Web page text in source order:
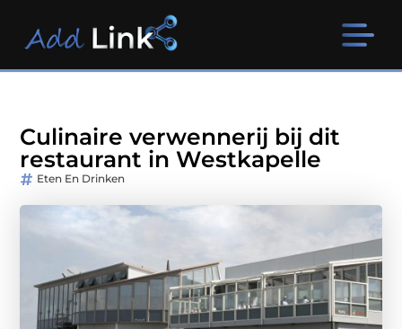
Culinaire verwennerij bij dit
restaurant in Westkapelle
Eten En Drinken